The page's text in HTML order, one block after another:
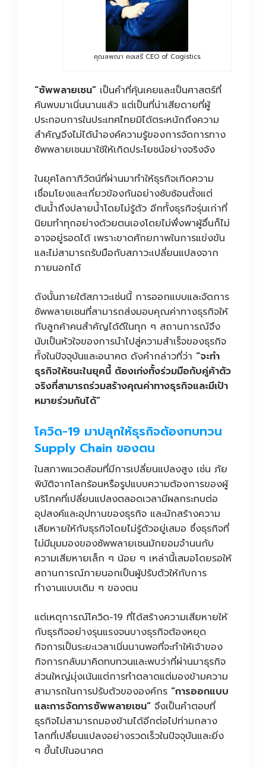
คุณลพณา คงเสรี CEO of Cogistics
“ซัพพลายเชน” เป็นคำที่คุ้นเคยและเป็นศาสตร์ที่
ค้นพบมาเนิ่นนานแล้ว แต่เป็นที่น่าเสียดายที่ผู้
ประกอบการในประเทศไทยมิได้ตระหนักถึงความ
สำคัญจึงไม่ได้นำองค์ความรู้ของการจัดการทาง
ซัพพลายเชนมาใช้ให้เกิดประโยชน์อย่างจริงจัง
ในยุคโลกาภิวัตน์ที่ผ่านมาทำให้ธุรกิจเกิดความ
เชื่อมโยงและเกี่ยวข้องกันอย่างซับซ้อนตั้งแต่
ต้นน้ำถึงปลายน้ำโดยไม่รู้ตัว อีกทั้งธุรกิจรุ่นเก่าที่
นิยมทำทุกอย่างด้วยตนเองโดยไม่พึ่งพาผู้อื่นก็ไม่
อาจอยู่รอดได้ เพราะขาดศักยภาพในการแข่งขัน
และไม่สามารถรับมือกับสภาวะเปลี่ยนแปลงจาก
ภายนอกได้
ดังนั้นภายใต้สภาวะเช่นนี้ การออกแบบและจัดการ
ซัพพลายเชนที่สามารถส่งมอบคุณค่าทางธุรกิจให้
กับลูกค้าคนสำคัญได้ดีในทุก ๆ สถานการณ์จึง
นับเป็นหัวใจของการนำไปสู่ความสำเร็จของธุรกิจ
ทั้งในปัจจุบันและอนาคต ดังคำกล่าวที่ว่า “จะทำ
ธุรกิจให้ชนะในยุคนี้ ต้องเก่งทั้งร่วมมือกับคู่ค้าตัว
จริงที่สามารถร่วมสร้างคุณค่าทางธุรกิจและมีเป้า
หมายร่วมกันได้”
โควิด-19 มาปลุกให้ธุรกิจต้องทบทวน
Supply Chain ของตน
ในสภาพแวดล้อมที่มีการเปลี่ยนแปลงสูง เช่น ภัย
พิบัติจากโลกร้อนหรือรูปแบบความต้องการของผู้
บริโภคที่เปลี่ยนแปลงตลอดเวลามีผลกระทบต่อ
อุปสงค์และอุปทานของธุรกิจ และมักสร้างความ
เสียหายให้กับธุรกิจโดยไม่รู้ตัวอยู่เสมอ ซึ่งธุรกิจที่
ไม่มีมุมมองของซัพพลายเชนมักยอมจำนนกับ
ความเสียหายเล็ก ๆ น้อย ๆ เหล่านี้เสมอโดยรอให้
สถานการณ์ภายนอกเป็นผู้ปรับตัวให้กับการ
ทำงานแบบเดิม ๆ ของตน
แต่เหตุการณ์โควิด-19 ที่ได้สร้างความเสียหายให้
กับธุรกิจอย่างรุนแรงจนบางธุรกิจต้องหยุด
กิจการเป็นระยะเวลาเนิ่นนานพอที่จะทำให้เจ้าของ
กิจการกลับมาคิดทบทวนและพบว่าที่ผ่านมาธุรกิจ
ส่วนใหญ่มุ่งเน้นแต่การทำตลาดแต่มองข้ามความ
สามารถในการปรับตัวขององค์กร “การออกแบบ
และการจัดการซัพพลายเชน” จึงเป็นคำตอบที่
ธุรกิจไม่สามารถมองข้ามได้อีกต่อไปท่ามกลาง
โลกที่เปลี่ยนแปลงอย่างรวดเร็วในปัจจุบันและยิ่ง
ๆ ขึ้นไปในอนาคต